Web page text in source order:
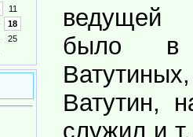
11
18
25
ведущей
было в
Ватутин,
служил и